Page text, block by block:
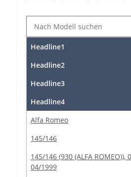
Headline1
Headline2
Headline3
Headline4
Alfa Romeo
145/146
145/146 (930 (ALFA ROMEO)),
04/1999